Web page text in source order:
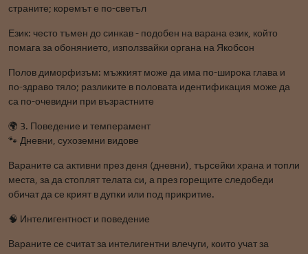
страните; коремът е по-светъл
Език: често тъмен до синкав - подобен на варана език, който
помага за обонянието, използвайки органа на Якобсон
Полов диморфизъм: мъжкият може да има по-широка глава и
по-здраво тяло; разликите в половата идентификация може да
са по-очевидни при възрастните
🌍 3. Поведение и темперамент
🐾 Дневни, сухоземни видове
Вараните са активни през деня (дневни), търсейки храна и топли
места, за да стоплят телата си, а през горещите следобеди
обичат да се крият в дупки или под прикритие.
🧠 Интелигентност и поведение
Вараните се считат за интелигентни влечуги, които учат за